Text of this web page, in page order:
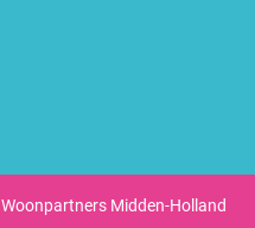
Woonpartners Midden-Holland